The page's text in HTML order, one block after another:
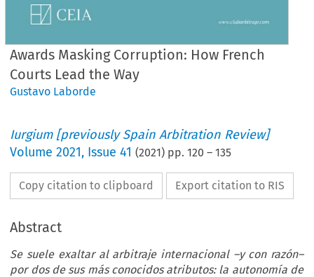
Awards Masking Corruption: How French
Courts Lead the Way
Gustavo Laborde
Iurgium [previously Spain Arbitration Review]
Volume2021, Issue 41 (2021) pp.120 –135
Copy citation to clipboard Export citation to RIS
Abstract
Se suele exaltar al arbitraje internacional –y con razón–
por dos de sus más conocidos atributos: la autonomía de